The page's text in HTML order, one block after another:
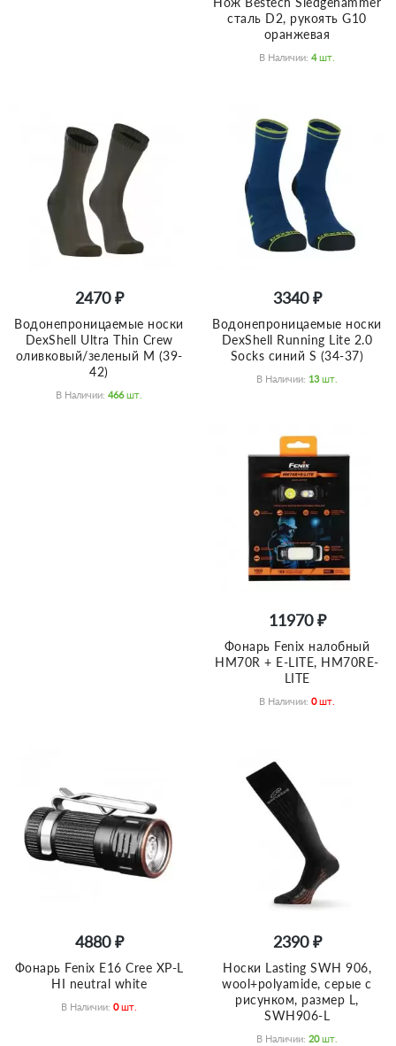
сталь D2, рукоять G10
оранжевая
В Наличии: 4 Шт.
2470 ₽
Водонепроницаемые носки
DexShell Ultra Thin Crew
оливковый/зеленый M (39-
42)
В Наличии: 466 Шт.
3340 ₽
Водонепроницаемые носки
DexShell Running Lite 2.0
Socks синий S (34-37)
В Наличии: 13 Шт.
11970 ₽
Фонарь Fenix налобный
HM70R + E-LITE, HM70RE-
LITE
В Наличии: 0 Шт.
4880 ₽
Фонарь Fenix E16 Cree XP-L
HI neutral white
В Наличии: 0 Шт.
2390 ₽
Носки Lasting SWH 906,
wool+polyamide, серые с
рисунком, размер L,
SWH906-L
В Наличии: 20 Шт.